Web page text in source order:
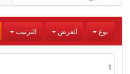
نوع العرض الترتيب
1